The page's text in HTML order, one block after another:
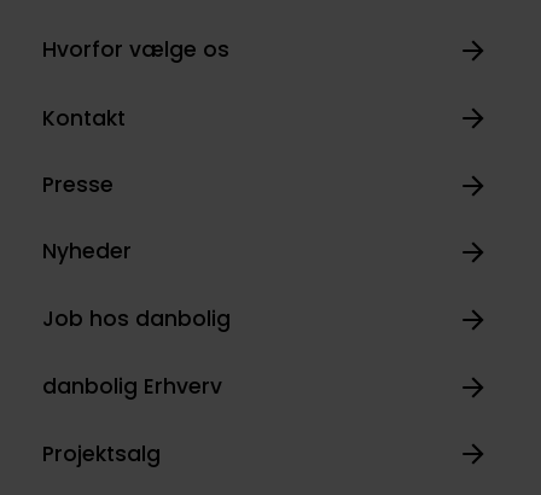
Hvorfor vælge os
Kontakt
Presse
Nyheder
Job hos danbolig
danbolig Erhverv
Projektsalg